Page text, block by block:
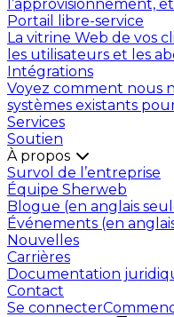
l’approvisionnement,
Portail libre-service
La vitrine Web de vos
les utilisateurs et les
Intégrations
Voyez comment nous
systèmes existants
Services
Soutien
À propos
Survol de l’entreprise
Équipe Sherweb
Blogue (en anglais
Événements (en
Nouvelles
Carrières
Documentation
Contact
Se connecter